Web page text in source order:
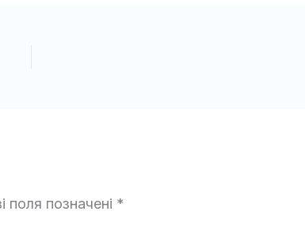
поля позначені *